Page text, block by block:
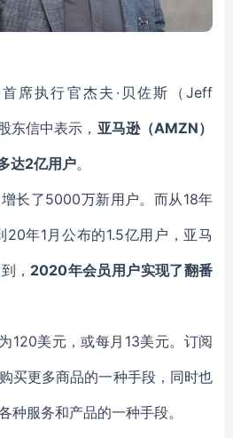
席执行官杰夫·贝佐斯（Jeff
东信中表示， 亚马逊（AMZN）
达2亿用户。
长了5000万新用户。而从18年
20年1月公布的1.5亿用户，亚马
， 2020年会员用户实现了翻番
120美元，或每月13美元。订阅
买更多商品的一种手段，同时也
种服务和产品的一种手段。